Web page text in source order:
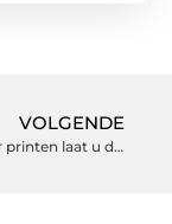
VOLGENDE
Een A1 poster printen laat u doen door een professional